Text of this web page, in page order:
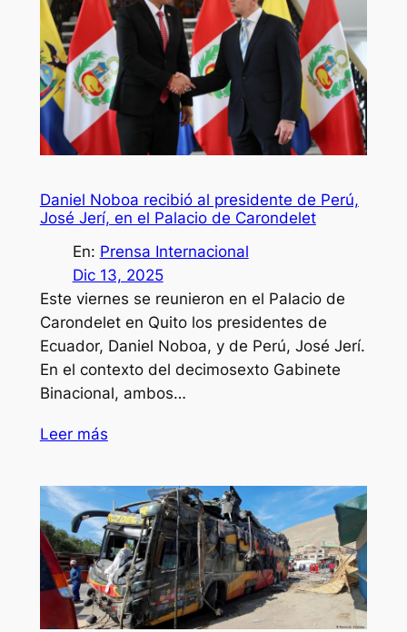
Daniel Noboa recibió al presidente de Perú,
José Jerí, en el Palacio de Carondelet
En: Prensa Internacional
Dic 13, 2025
Este viernes se reunieron en el Palacio de
Carondelet en Quito los presidentes de
Ecuador, Daniel Noboa, y de Perú, José Jerí.
En el contexto del decimosexto Gabinete
Binacional, ambos…
Leer más